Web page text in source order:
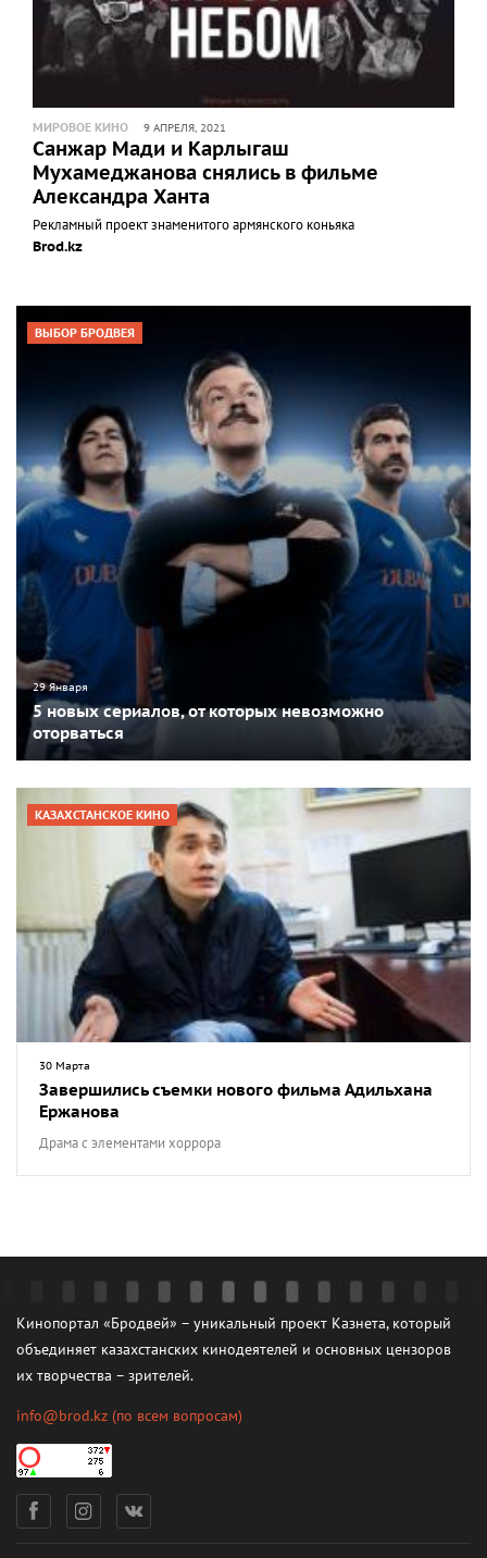
МИРОВОЕ КИНО 9 АПРЕЛЯ, 2021
Санжар Мади и Карлыгаш
Мухамеджанова снялись в фильме
Александра Ханта
Рекламный проект знаменитого армянского коньяка
Brod.kz
ВЫБОР БРОДВЕЯ
29 Января
5 новых сериалов, от которых невозможно
оторваться
КАЗАХСТАНСКОЕ КИНО
30 Марта
Завершились съемки нового фильма Адильхана
Ержанова
Драма с элементами хоррора
Кинопортал «Бродвей» – уникальный проект Казнета, который
объединяет казахстанских кинодеятелей и основных цензоров
их творчества – зрителей.
info@brod.kz (по всем вопросам)